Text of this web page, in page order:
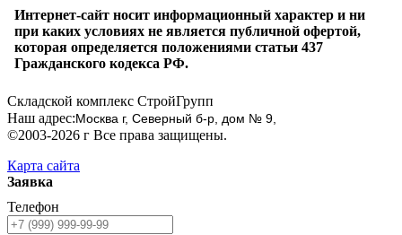
Интернет-сайт носит информационный характер и ни
при каких условиях не является публичной офертой,
которая определяется положениями статьи 437
Гражданского кодекса РФ.
Складской комплекс СтройГрупп
Наш адрес:Москва г, Северный б-р, дом № 9,
©2003-2026 г Все права защищены.
Карта сайта
Заявка
Телефон